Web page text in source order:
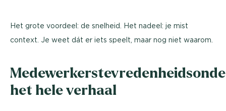
Het grote voordeel: de snelheid. Het nadeel: je mist
context. Je weet dát er iets speelt, maar nog niet waarom.
het hele verhaal